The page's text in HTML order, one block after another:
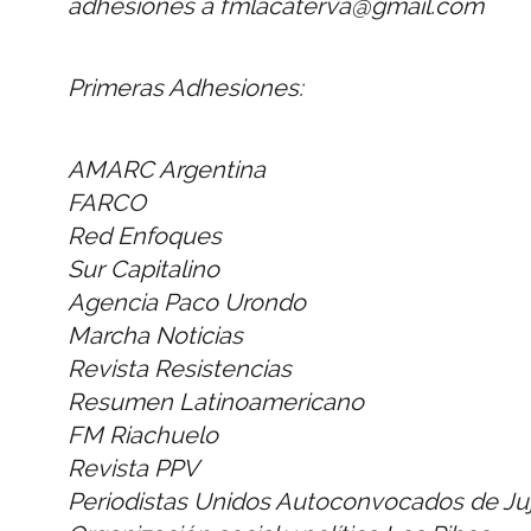
Primeras Adhesiones:
AMARC Argentina
FARCO
Red Enfoques
Sur Capitalino
Agencia Paco Urondo
Marcha Noticias
Revista Resistencias
Resumen Latinoamericano
FM Riachuelo
Revista PPV
Periodistas Unidos Autoconvocados de